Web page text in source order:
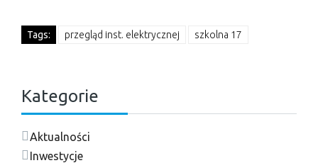
Tags: przegląd inst. elektrycznej szkolna 17
Kategorie
Aktualności
Inwestycje